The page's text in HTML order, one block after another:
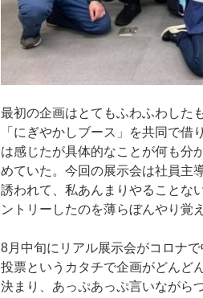
最初の企画はとてもふわふわした
「にぎやかしブース」を共同で
は感じたが具体的なことが何も分
めていた。今回の展示会は社員主
誘われて、私あんまりやることな
ントリーしたのを薄らぼんやり覚
8月中旬にリアル展示会がコロナ
投票というカタチで企画がどんど
決まり、あっぷあっぷ言いながら